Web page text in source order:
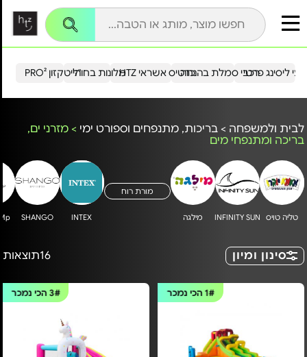
הייטקזון PRO²מלונות בחו"ל כרטיס אשראי HTZ ליסינג פרטירכבי סמלת בהנחה
לבית ולמשפחה > בריכות, מתנפחים וספורט ימי > מזרני ים,
בריכה ומתנפחי מים
טליה טויס INFINITY SUN מילגה
מורת רוח
INTEX
SHANGO
סינון ומיון 16תוצאות
1# הכי נמכר 3#הכי נמכר